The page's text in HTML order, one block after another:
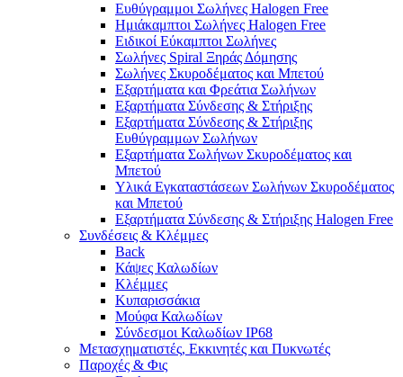
Ευθύγραμμοι Σωλήνες Halogen Free
Ημιάκαμπτοι Σωλήνες Halogen Free
Ειδικοί Εύκαμπτοι Σωλήνες
Σωλήνες Spiral Ξηράς Δόμησης
Σωλήνες Σκυροδέματος και Μπετού
Εξαρτήματα και Φρεάτια Σωλήνων
Εξαρτήματα Σύνδεσης & Στήριξης
Εξαρτήματα Σύνδεσης & Στήριξης
Ευθύγραμμων Σωλήνων
Εξαρτήματα Σωλήνων Σκυροδέματος και
Μπετού
Υλικά Εγκαταστάσεων Σωλήνων Σκυροδέματος
και Μπετού
Εξαρτήματα Σύνδεσης & Στήριξης Halogen Free
Συνδέσεις & Κλέμμες
Back
Κάψες Καλωδίων
Κλέμμες
Κυπαρισσάκια
Μούφα Καλωδίων
Σύνδεσμοι Καλωδίων IP68
Μετασχηματιστές, Εκκινητές και Πυκνωτές
Παροχές & Φις